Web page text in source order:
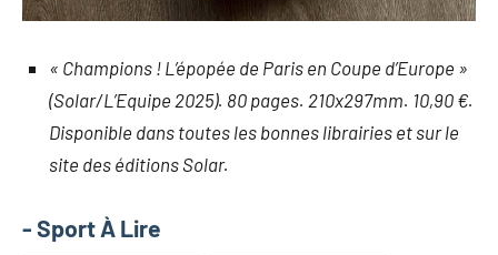
« Champions ! L’épopée de Paris en Coupe d’Europe »
(Solar/L’Equipe 2025). 80 pages. 210x297mm. 10,90 €.
Disponible dans toutes les bonnes librairies et sur le
site des éditions Solar.
- Sport À Lire